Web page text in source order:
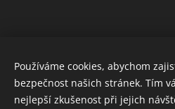
Vytvořeno službou
Používáme cookies, abychom
bezpečnost našich stránek. Tím
nejlepší zkušenost při jejich